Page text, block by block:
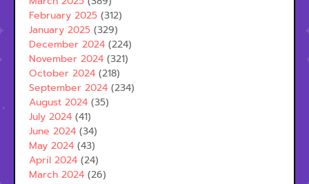
February 2025 (312)
January 2025 (329)
December 2024 (224)
November 2024 (321)
October 2024 (218)
September 2024 (234)
August 2024 (35)
July 2024 (41)
June 2024 (34)
May 2024 (43)
April 2024 (24)
March 2024 (26)